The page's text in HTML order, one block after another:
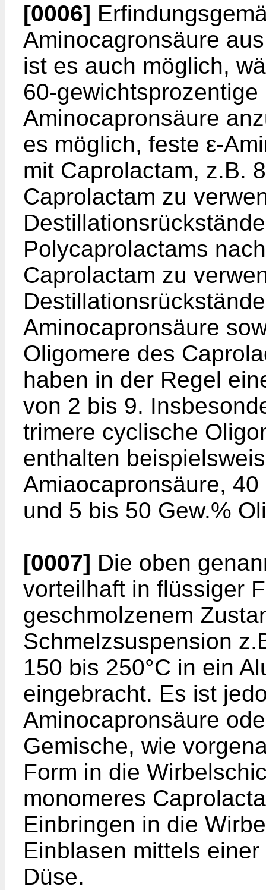
[0006]
Aminocagronsäure
ist es auch möglich,
60-
Aminocapronsäure
es möglich, feste ε-
mit Caprolactam, z.B.
Caprolactam zu
Polycaprolactams
Caprolactam zu
Aminocapronsäure
Oligomere des
haben in der Regel
von 2 bis 9.
trimere cyclische
enthalten
Amiaocapronsäure,
und 5 bis 50 Gew.%
[0007] Die oben
vorteilhaft in flüssiger
geschmolzenem
Schmelzsuspension
150 bis 250°C in ein
eingebracht. Es ist
Aminocapronsäure
Gemische, wie
Form in die
monomeres
Einbringen in die
Einblasen mittels
Düse.